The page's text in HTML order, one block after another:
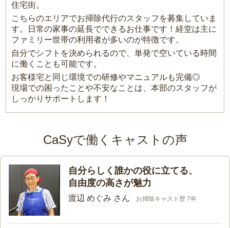
住宅街。
こちらのエリアでお掃除代行のスタッフを募集していま
す。日常の家事の延長でできるお仕事です！経堂は主に
ファミリー世帯の利用者が多いのが特徴です。
自分でシフトを決められるので、単発で空いている時間
に働くことも可能です。
お客様宅と同じ環境での研修やマニュアルも完備◎
現場での困ったことや不安なことは、本部のスタッフが
しっかりサポートします！
CaSyで働くキャストの声
自分らしく誰かの役に立てる、
自由度の高さが魅力
渡辺 めぐみ さん お掃除キャスト歴 7年